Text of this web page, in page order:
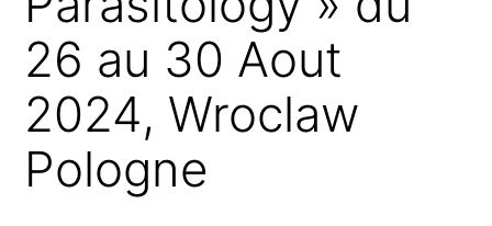
26 au 30 Aout
2024, Wroclaw
Pologne